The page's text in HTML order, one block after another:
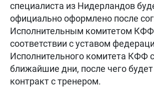
специалиста из Нидерландов
официально оформлено после
Исполнительным комитетом
соответствии с уставом
Исполнительного комитета КФФ
ближайшие дни, после чего
контракт с тренером.